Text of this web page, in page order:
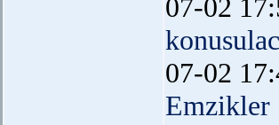
07-02
07-02
Emzikler